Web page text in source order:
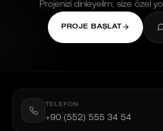
Projenizi dinleyelim, size özel yol
PROJE BAŞLAT
TELEFON
+90 (552) 555 34 54